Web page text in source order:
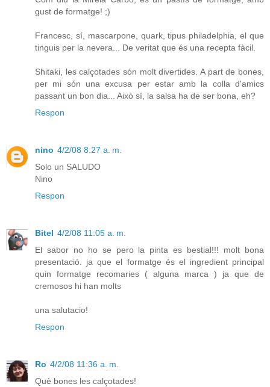
gust de formatge! ;)
Francesc, sí, mascarpone, quark, tipus philadelphia, el que
tinguis per la nevera... De veritat que és una recepta fàcil.
Shitaki, les calçotades són molt divertides. A part de bones,
per mi són una excusa per estar amb la colla d'amics
passant un bon dia... Això sí, la salsa ha de ser bona, eh?
Respon
nino 4/2/08 8:27 a. m.
Solo un SALUDO
Nino
Respon
Bitel 4/2/08 11:05 a. m.
El sabor no ho se pero la pinta es bestial!!! molt bona
presentació. ja que el formatge és el ingredient principal
quin formatge recomaries ( alguna marca ) ja que de
cremosos hi han molts
una salutacio!
Respon
Ro 4/2/08 11:36 a. m.
Què bones les calçotades!